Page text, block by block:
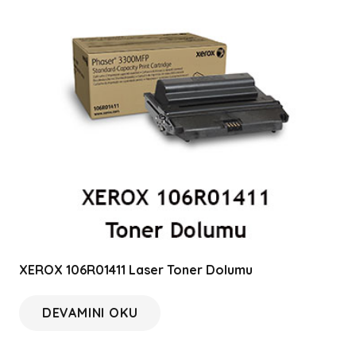
XEROX 106R01411 Laser Toner Dolumu
DEVAMINI OKU